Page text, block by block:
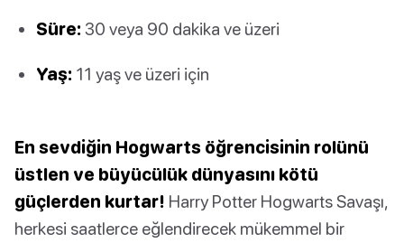
Süre: 30 veya 90 dakika ve üzeri
Yaş: 11 yaş ve üzeri için
En sevdiğin Hogwarts öğrencisinin rolünü
üstlen ve büyücülük dünyasını kötü
güçlerden kurtar! Harry Potter Hogwarts Savaşı,
herkesi saatlerce eğlendirecek mükemmel bir